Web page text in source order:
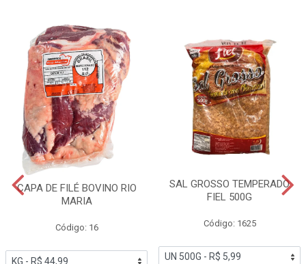
CAPA DE FILÉ BOVINO RIO
MARIA
Código: 16
SAL GROSSO TEMPERADO
FIEL 500G
Código: 1625